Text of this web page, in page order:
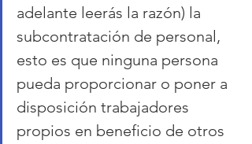
adelante leerás la razón) la
subcontratación de personal,
esto es que ninguna persona
pueda proporcionar o poner a
disposición trabajadores
propios en beneficio de otros